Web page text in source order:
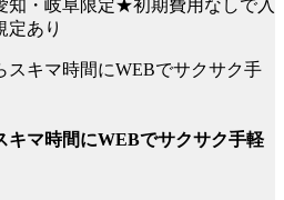
知・岐阜限定★初期費用なしで入
あり
マ時間にWEBでサクサク手軽